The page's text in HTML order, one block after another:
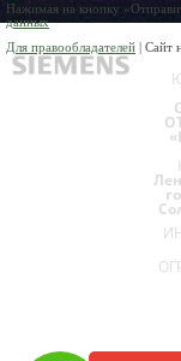
Нажимая на кнопку
данных
Для правообладателей | Сайт